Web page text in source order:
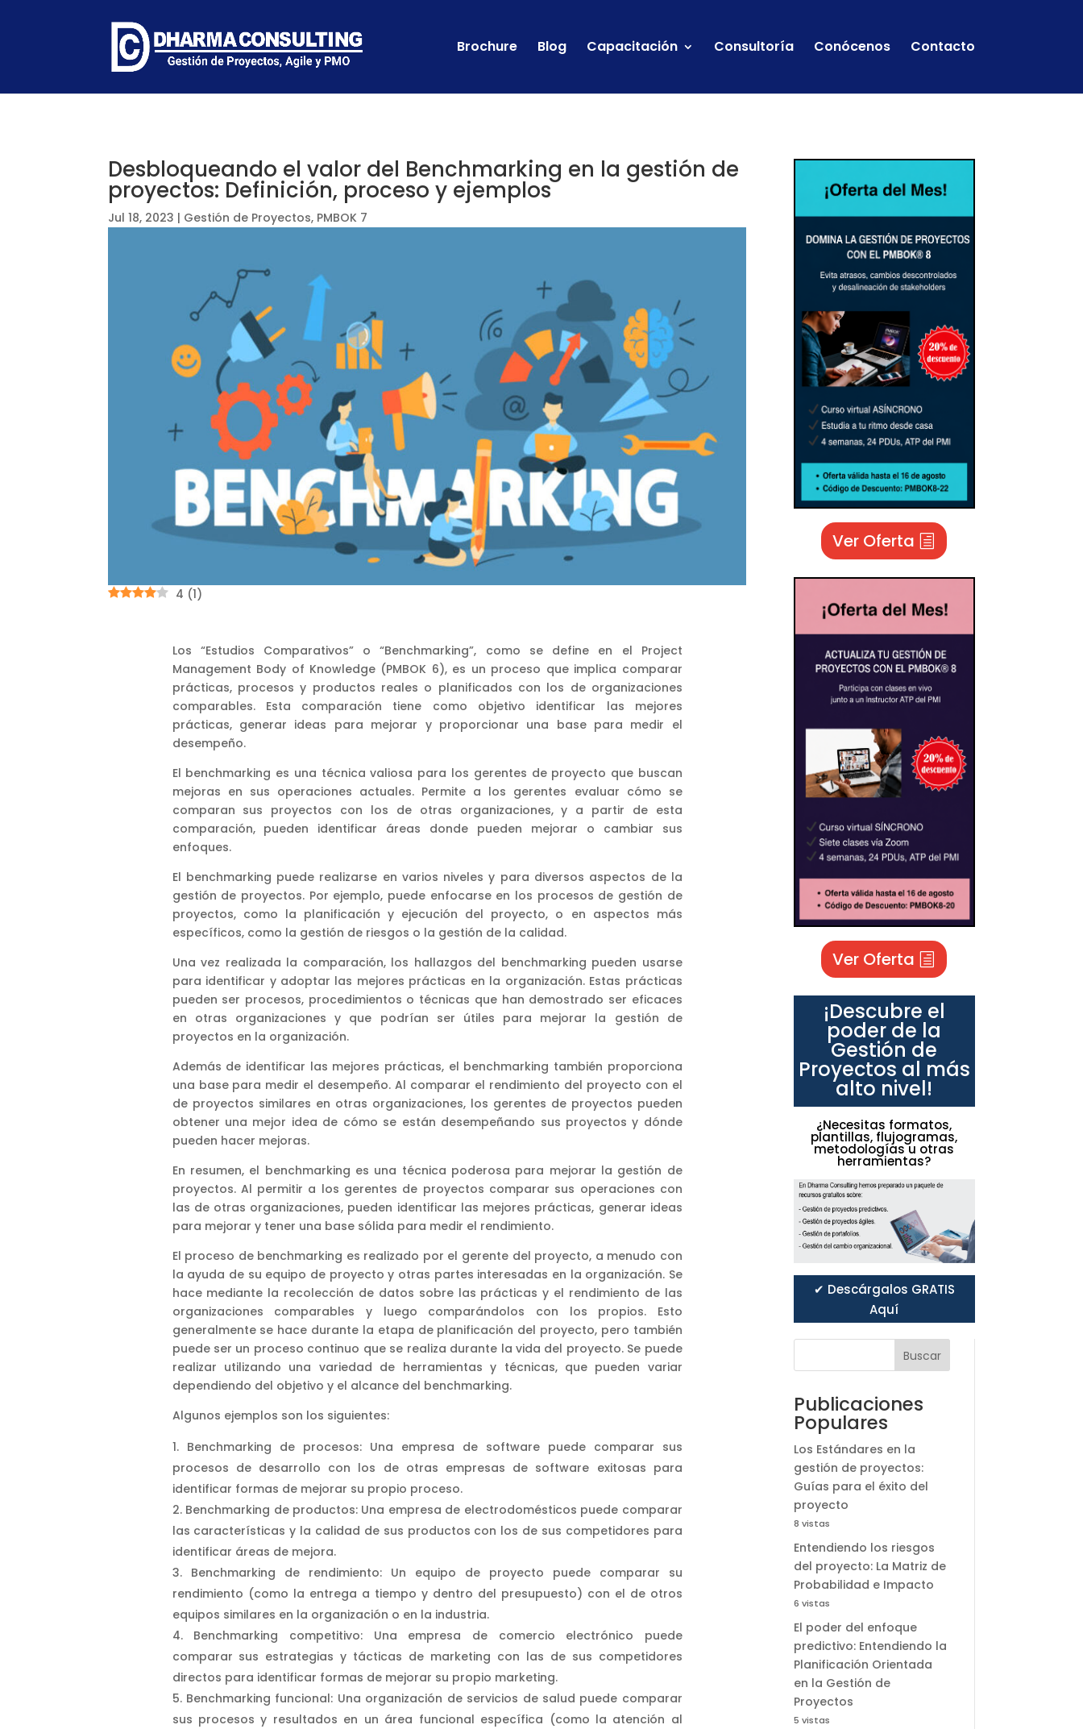
Brochure Blog Capacitación Consultoría Conócenos Contacto
Desbloqueando el valor del Benchmarking en la gestión de
proyectos: Definición, proceso y ejemplos
Jul 18, 2023 | Gestión de Proyectos, PMBOK 7
4 (1)
Los “Estudios Comparativos” o “Benchmarking”, como se define en el Project
Management Body of Knowledge (PMBOK 6), es un proceso que implica comparar
prácticas, procesos y productos reales o planificados con los de organizaciones
comparables. Esta comparación tiene como objetivo identificar las mejores
prácticas, generar ideas para mejorar y proporcionar una base para medir el
desempeño.
El benchmarking es una técnica valiosa para los gerentes de proyecto que buscan
mejoras en sus operaciones actuales. Permite a los gerentes evaluar cómo se
comparan sus proyectos con los de otras organizaciones, y a partir de esta
comparación, pueden identificar áreas donde pueden mejorar o cambiar sus
enfoques.
El benchmarking puede realizarse en varios niveles y para diversos aspectos de la
gestión de proyectos. Por ejemplo, puede enfocarse en los procesos de gestión de
proyectos, como la planificación y ejecución del proyecto, o en aspectos más
específicos, como la gestión de riesgos o la gestión de la calidad.
Una vez realizada la comparación, los hallazgos del benchmarking pueden usarse
para identificar y adoptar las mejores prácticas en la organización. Estas prácticas
pueden ser procesos, procedimientos o técnicas que han demostrado ser eficaces
en otras organizaciones y que podrían ser útiles para mejorar la gestión de
proyectos en la organización.
Además de identificar las mejores prácticas, el benchmarking también proporciona
una base para medir el desempeño. Al comparar el rendimiento del proyecto con el
de proyectos similares en otras organizaciones, los gerentes de proyectos pueden
obtener una mejor idea de cómo se están desempeñando sus proyectos y dónde
pueden hacer mejoras.
En resumen, el benchmarking es una técnica poderosa para mejorar la gestión de
proyectos. Al permitir a los gerentes de proyectos comparar sus operaciones con
las de otras organizaciones, pueden identificar las mejores prácticas, generar ideas
para mejorar y tener una base sólida para medir el rendimiento.
El proceso de benchmarking es realizado por el gerente del proyecto, a menudo con
la ayuda de su equipo de proyecto y otras partes interesadas en la organización. Se
hace mediante la recolección de datos sobre las prácticas y el rendimiento de las
organizaciones comparables y luego comparándolos con los propios. Esto
generalmente se hace durante la etapa de planificación del proyecto, pero también
puede ser un proceso continuo que se realiza durante la vida del proyecto. Se puede
realizar utilizando una variedad de herramientas y técnicas, que pueden variar
dependiendo del objetivo y el alcance del benchmarking.
Algunos ejemplos son los siguientes:
Benchmarking de procesos: Una empresa de software puede comparar sus
procesos de desarrollo con los de otras empresas de software exitosas para
identificar formas de mejorar su propio proceso.
Benchmarking de productos: Una empresa de electrodomésticos puede comparar
las características y la calidad de sus productos con los de sus competidores para
identificar áreas de mejora.
Benchmarking de rendimiento: Un equipo de proyecto puede comparar su
rendimiento (como la entrega a tiempo y dentro del presupuesto) con el de otros
equipos similares en la organización o en la industria.
Benchmarking competitivo: Una empresa de comercio electrónico puede
comparar sus estrategias y tácticas de marketing con las de sus competidores
directos para identificar formas de mejorar su propio marketing.
Benchmarking funcional: Una organización de servicios de salud puede comparar
sus procesos y resultados en un área funcional específica (como la atención al
Ver Oferta
Ver Oferta
¡Descubre el
poder de la
Gestión de
Proyectos al más
alto nivel!
¿Necesitas formatos,
plantillas, flujogramas,
metodologías u otras
herramientas?
✔ Descárgalos GRATIS
Aquí
Buscar
Publicaciones
Populares
Los Estándares en la
gestión de proyectos:
Guías para el éxito del
proyecto
8 vistas
Entendiendo los riesgos
del proyecto: La Matriz de
Probabilidad e Impacto
6 vistas
El poder del enfoque
predictivo: Entendiendo la
Planificación Orientada
en la Gestión de
Proyectos
5 vistas